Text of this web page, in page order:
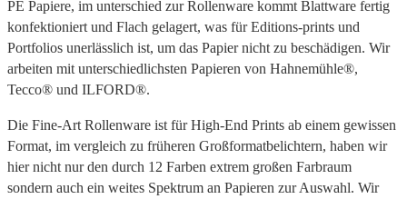
PE Papiere, im unterschied zur Rollenware kommt Blattware fertig
konfektioniert und Flach gelagert, was für Editions-prints und
Portfolios unerlässlich ist, um das Papier nicht zu beschädigen. Wir
arbeiten mit unterschiedlichsten Papieren von Hahnemühle®,
Tecco® und ILFORD®.
Die Fine-Art Rollenware ist für High-End Prints ab einem gewissen
Format, im vergleich zu früheren Großformatbelichtern, haben wir
hier nicht nur den durch 12 Farben extrem großen Farbraum
sondern auch ein weites Spektrum an Papieren zur Auswahl. Wir